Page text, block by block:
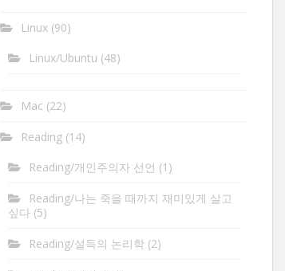
Linux(90)
Linux/Ubuntu (48)
Mac (22)
Reading(14)
Reading/개인주의자 선언 (1)
Reading/나는 죽을 때까지 재미있게 살고
싶다(5)
Reading/설득의 논리학(2)